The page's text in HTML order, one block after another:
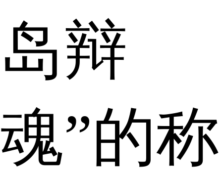
岛辩
魂”的称